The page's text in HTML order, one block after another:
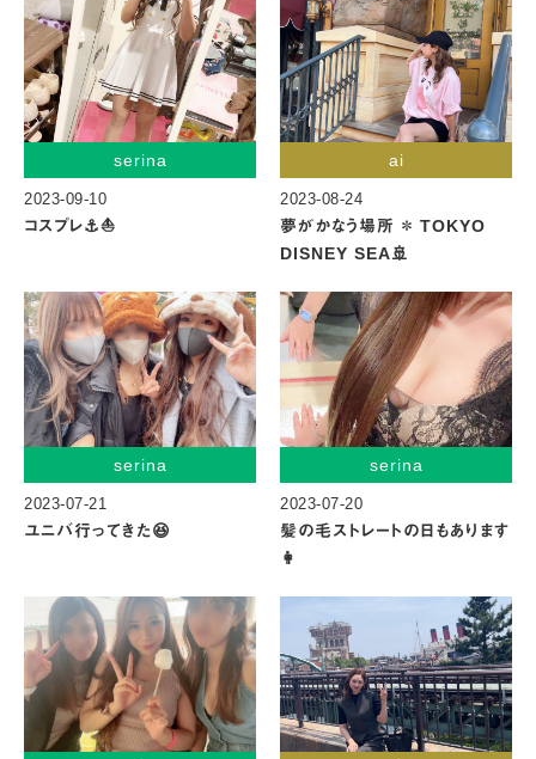
serina
2023-09-10
コスプレ⚓️⛵️
ai
2023-08-24
夢がかなう場所 ＊ TOKYO
DISNEY SEA🚢
serina
2023-07-21
ユニバ行ってきた😆
serina
2023-07-20
髪の毛ストレートの日もあります
👩